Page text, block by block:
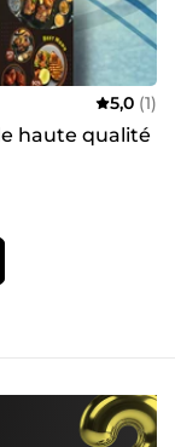
5,0 (1)
haute qualité